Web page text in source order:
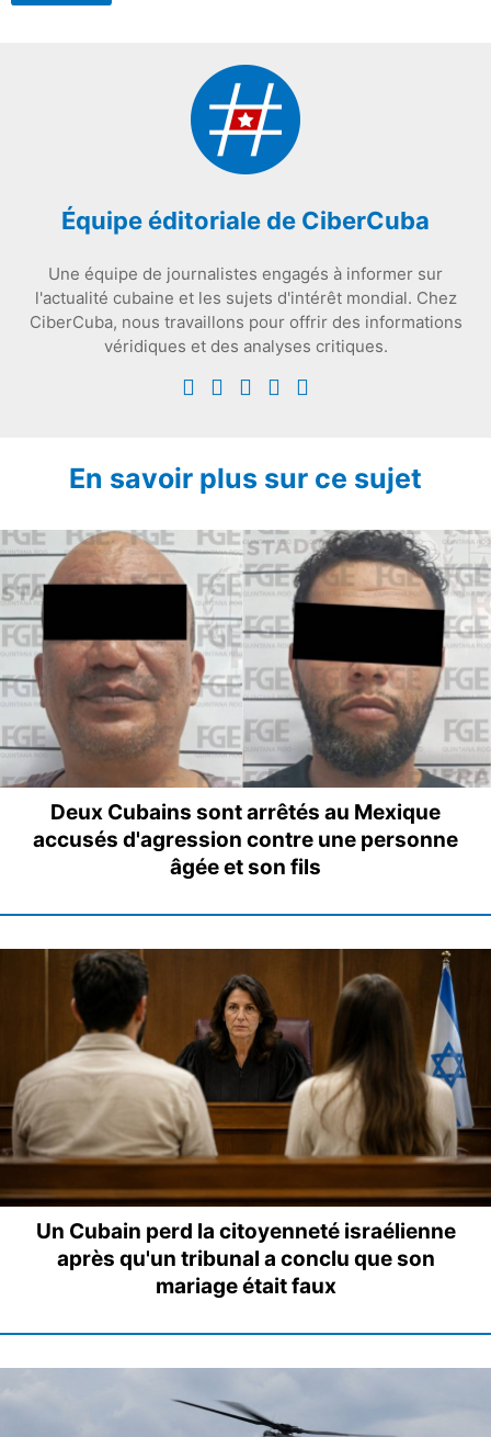
Équipe éditoriale de CiberCuba
Une équipe de journalistes engagés à informer sur
l'actualité cubaine et les sujets d'intérêt mondial. Chez
CiberCuba, nous travaillons pour offrir des informations
véridiques et des analyses critiques.
En savoir plus sur ce sujet
Deux Cubains sont arrêtés au Mexique
accusés d'agression contre une personne
âgée et son fils
Un Cubain perd la citoyenneté israélienne
après qu'un tribunal a conclu que son
mariage était faux